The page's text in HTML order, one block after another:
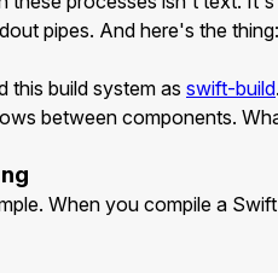
pipes. And here's the
this build system as swift-build
between components.
When you compile a